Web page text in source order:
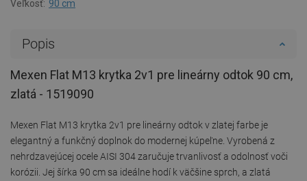
Veľkosť: 90 cm
Popis
Mexen Flat M13 krytka 2v1 pre lineárny odtok 90 cm,
zlatá - 1519090
Mexen Flat M13 krytka 2v1 pre lineárny odtok v zlatej farbe je
elegantný a funkčný doplnok do modernej kúpeľne. Vyrobená z
nehrdzavejúcej ocele AISI 304 zaručuje trvanlivosť a odolnosť voči
korózii. Jej šírka 90 cm sa ideálne hodí k väčšine sprch, a zlatá